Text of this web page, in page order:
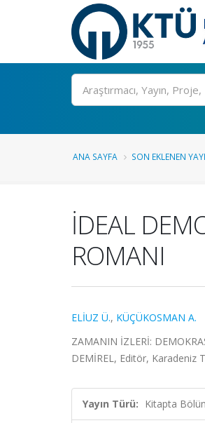
Ara
ANA SAYFA SON EKLENEN
İDEAL
ROMANI
ELİUZ Ü., KÜÇÜKOSMAN A.
ZAMANIN İZLERİ:
DEMİREL, Editör, Karadeniz
Yayın Türü: Kitapta